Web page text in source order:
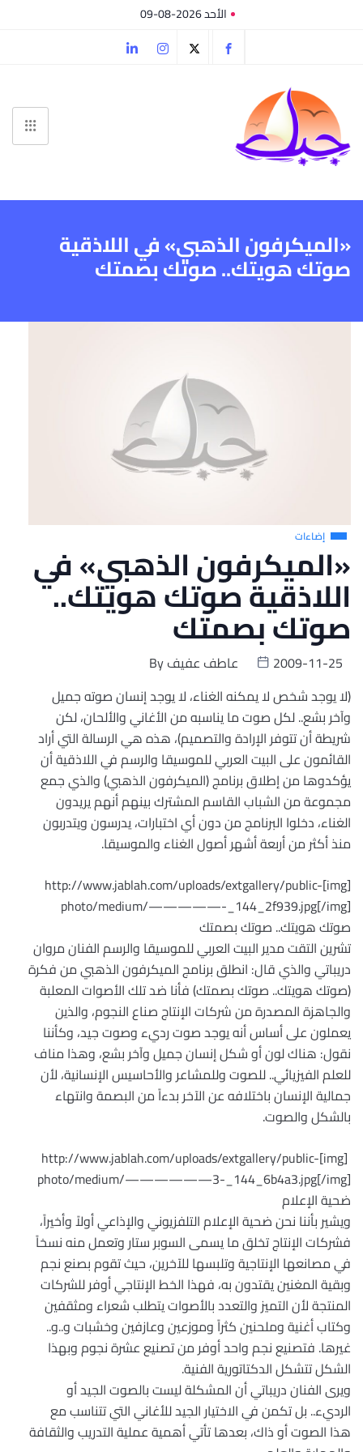
الأحد 2026-08-09
«الميكرفون الذهبي» في اللاذقية
صوتك هويتك.. صوتك بصمتك
إضاءات
«الميكرفون الذهبي» في
اللاذقية صوتك هويتك..
صوتك بصمتك
Byعاطف عفيف
2009-11-25
(لا يوجد شخص لا يمكنه الغناء، لا يوجد إنسان صوته جميل
وآخر بشع.. لكل صوت ما يناسبه من الأغاني والألحان، لكن
شريطة أن تتوفر الإرادة والتصميم)، هذه هي الرسالة التي أراد
القائمون على البيت العربي للموسيقا والرسم في اللاذقية أن
يؤكدوها من إطلاق برنامج (الميكرفون الذهبي) والذي جمع
مجموعة من الشباب القاسم المشترك بينهم أنهم يريدون
الغناء، دخلوا البرنامج من دون أي اختبارات، يدرسون ويتدربون
منذ أكثر من أربعة أشهر أصول الغناء والموسيقا.
[img]http://www.jablah.com/uploads/extgallery/public-
photo/medium/—————-_144_2f939.jpg[/img]
صوتك هويتك.. صوتك بصمتك ‏
تشرين التقت مدير البيت العربي للموسيقا والرسم الفنان مروان
دريباتي والذي قال: انطلق برنامج الميكرفون الذهبي من فكرة
(صوتك هويتك.. صوتك بصمتك) فأنا ضد تلك الأصوات المعلبة
والجاهزة المصدرة من شركات الإنتاج صناع النجوم، والذين
يعملون على أساس أنه يوجد صوت رديء وصوت جيد، وكأننا
نقول: هناك لون أو شكل إنسان جميل وآخر بشع، وهذا مناف
للعلم الفيزيائي.. للصوت وللمشاعر والأحاسيس الإنسانية، لأن
جمالية الإنسان باختلافه عن الآخر بدءاً من البصمة وانتهاء
بالشكل والصوت.
‏ [img]http://www.jablah.com/uploads/extgallery/public-
photo/medium/——————3-_144_6b4a3.jpg[/img]
ضحية الإعلام ‏
ويشير بأننا نحن ضحية الإعلام التلفزيوني والإذاعي أولاً وأخيراً،
فشركات الإنتاج تخلق ما يسمى السوبر ستار وتعمل منه نسخاً
في مصانعها الإنتاجية وتلبسها للآخرين، حيث تقوم بصنع نجم
وبقية المغنين يقتدون به، فهذا الخط الإنتاجي أوفر للشركات
المنتجة لأن التميز والتعدد بالأصوات يتطلب شعراء ومثقفين
وكتاب أغنية وملحنين كثراً وموزعين وعازفين وخشبات و..و..
غيرها. فتصنيع نجم واحد أوفر من تصنيع عشرة نجوم وبهذا
الشكل تتشكل الدكتاتورية الفنية. ‏
ويرى الفنان دريباتي أن المشكلة ليست بالصوت الجيد أو
الرديء.. بل تكمن في الاختيار الجيد للأغاني التي تتناسب مع
هذا الصوت أو ذاك، بعدها تأتي أهمية عملية التدريب والثقافة